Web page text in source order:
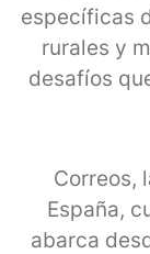
específicas
rurales y
desafíos
Correos,
España,
abarca